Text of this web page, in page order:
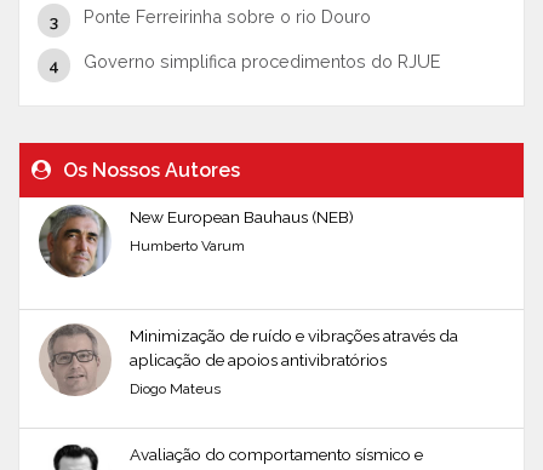
Ponte Ferreirinha sobre o rio Douro
Governo simplifica procedimentos do RJUE
Os Nossos Autores
New European Bauhaus (NEB)
Humberto Varum
Minimização de ruído e vibrações através da
aplicação de apoios antivibratórios
Diogo Mateus
Avaliação do comportamento sísmico e